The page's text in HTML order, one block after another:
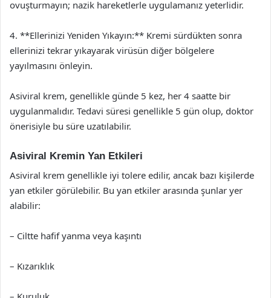
ovuşturmayın; nazik hareketlerle uygulamanız yeterlidir.
4. **Ellerinizi Yeniden Yıkayın:** Kremi sürdükten sonra
ellerinizi tekrar yıkayarak virüsün diğer bölgelere
yayılmasını önleyin.
Asiviral krem, genellikle günde 5 kez, her 4 saatte bir
uygulanmalıdır. Tedavi süresi genellikle 5 gün olup, doktor
önerisiyle bu süre uzatılabilir.
Asiviral Kremin Yan Etkileri
Asiviral krem genellikle iyi tolere edilir, ancak bazı kişilerde
yan etkiler görülebilir. Bu yan etkiler arasında şunlar yer
alabilir:
– Ciltte hafif yanma veya kaşıntı
– Kızarıklık